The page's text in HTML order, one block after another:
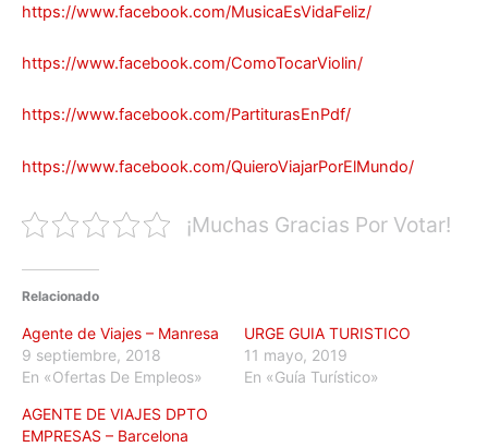
https://www.facebook.com/MusicaEsVidaFeliz/
https://www.facebook.com/ComoTocarViolin/
https://www.facebook.com/PartiturasEnPdf/
https://www.facebook.com/QuieroViajarPorElMundo/
¡Muchas Gracias Por Votar!
Relacionado
Agente de Viajes – Manresa
9 septiembre, 2018
En «Ofertas De Empleos»
URGE GUIA TURISTICO
11 mayo, 2019
En «Guía Turístico»
AGENTE DE VIAJES DPTO
EMPRESAS – Barcelona